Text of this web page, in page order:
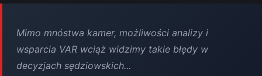
Mimo mnóstwa kamer, możliwości analizy i
wsparcia VAR wciąż widzimy takie błędy w
decyzjach sędziowskich...